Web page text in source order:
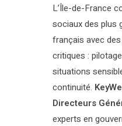
L’Île-de-France
sociaux des plus
français avec
critiques :
situations
continuité.
Directeurs
experts en